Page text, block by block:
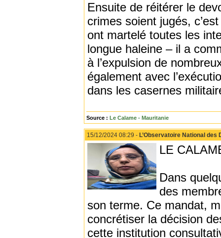
Ensuite de réitérer le
crimes soient jugés,
ont martelé toutes les
longue haleine – il a
à l’expulsion de
également avec
dans les casernes
Source : Le Calame - Mauritanie
15/12/2024 08:29 - L’Observatoire National des
LE
Dans
des
son terme. Ce mandat,
concrétiser la décision
cette institution